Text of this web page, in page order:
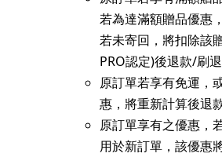
若為達滿額贈品優惠
若未寄回，將扣除該
PRO認定)後退款/刷退
原訂單若享有免運，
惠，將重新計算後退
原訂單享有之優惠，
用於新訂單，該優惠